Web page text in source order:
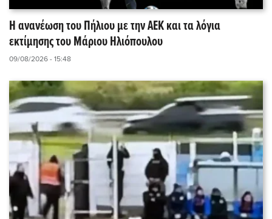
Η ανανέωση του Πήλιου με την ΑΕΚ και τα λόγια
εκτίμησης του Μάριου Ηλιόπουλου
09/08/2026 - 15:48